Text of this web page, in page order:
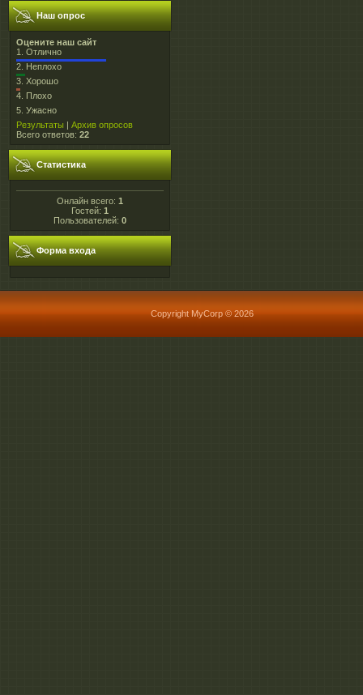
Наш опрос
Оцените наш сайт
1. Отлично
2. Неплохо
3. Хорошо
4. Плохо
5. Ужасно
Результаты | Архив опросов
Всего ответов: 22
Статистика
Онлайн всего: 1
Гостей: 1
Пользователей: 0
Форма входа
Copyright MyCorp © 2026